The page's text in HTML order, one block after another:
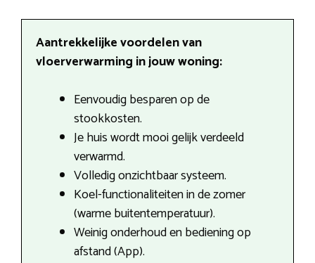
Aantrekkelijke voordelen van
vloerverwarming in jouw woning:
Eenvoudig besparen op de
stookkosten.
Je huis wordt mooi gelijk verdeeld
verwarmd.
Volledig onzichtbaar systeem.
Koel-functionaliteiten in de zomer
(warme buitentemperatuur).
Weinig onderhoud en bediening op
afstand (App).